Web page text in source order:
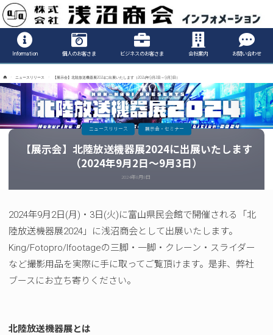
Information
Information 個人のお客さま ビジネスのお客さま 会社案内 お問い合わせ
ム
ニュースリリース 【展示会】北陸放送機器展2024に出展いたします（2024年9月2日～9月3日）
【展示会】北陸放送機器展2024に出展いたします
（2024年9月2日～9月3日）
2024年8月8日
ニュースリリース 展示会・セミナー
2024年9月2日(月)・3日(火)に富山県民会館で開催される「北
陸放送機器展2024」に浅沼商会として出展いたします。
King/Fotopro/Ifootageの三脚・一脚・クレーン・スライダー
など撮影用品を実際に手に取ってご覧頂けます。是非、弊社
ブースにお立ち寄りください。
北陸放送機器展とは